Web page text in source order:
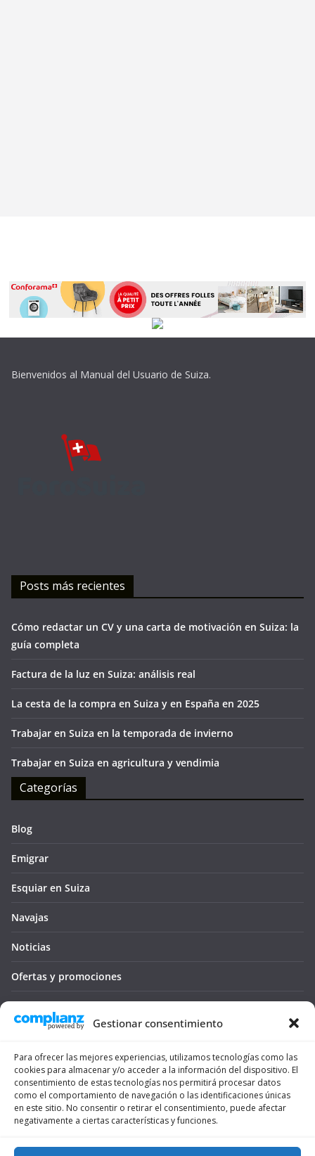
Gestionar consentimiento
Para ofrecer las mejores experiencias, utilizamos tecnologías como las
cookies para almacenar y/o acceder a la información del dispositivo. El
consentimiento de estas tecnologías nos permitirá procesar datos
como el comportamiento de navegación o las identificaciones únicas
en este sitio. No consentir o retirar el consentimiento, puede afectar
negativamente a ciertas características y funciones.
Bienvenidos al Manual del Usuario de Suiza.
Posts más recientes
Cómo redactar un CV y una carta de motivación en Suiza: la
guía completa
Factura de la luz en Suiza: análisis real
La cesta de la compra en Suiza y en España en 2025
Trabajar en Suiza en la temporada de invierno
Trabajar en Suiza en agricultura y vendimia
Categorías
Blog
Emigrar
Esquiar en Suiza
Navajas
Noticias
Ofertas y promociones
Seguro médico
Trámites
Viajar
Vivienda